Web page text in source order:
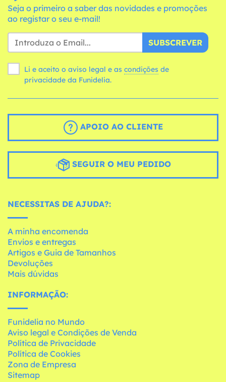
Seja o primeiro a saber das novidades e promoções
ao registar o seu e-mail!
SUBSCREVER
Li e aceito o aviso legal e as condições
privacidade da Funidelia.
APOIO AO CLIENTE
SEGUIR O MEU PEDIDO
NECESSITAS DE AJUDA?:
A minha encomenda
Envios e entregas
Artigos e Guia de Tamanhos
Devoluções
Mais dúvidas
INFORMAÇÃO:
Funidelia no Mundo
Aviso legal e Condições de Venda
Política de Privacidade
Política de Cookies
Zona de Empresa
Sitemap